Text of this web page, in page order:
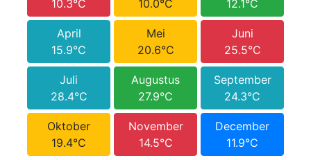
10.3°C
10.0°C
12.1°C
April
15.9°C
Mei
20.6°C
Juni
25.5°C
Juli
28.4°C
Augustus
27.9°C
September
24.3°C
Oktober
19.4°C
November
14.5°C
December
11.9°C